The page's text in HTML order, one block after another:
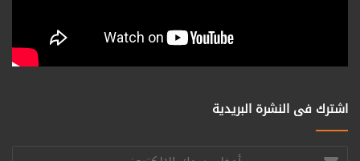
اشترك فى النشرة البريدية
أدخل